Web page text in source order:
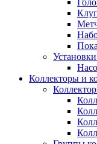
Коллекторы и